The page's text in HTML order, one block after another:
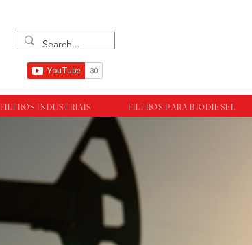
FILTROS INDUSTRIAIS FILTROS PARA BIODIESEL